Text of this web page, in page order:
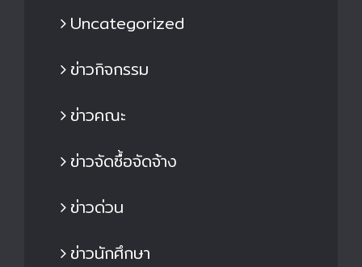
Uncategorized
ข่าวกิจกรรม
ข่าวคณะ
ข่าวจัดซื้อจัดจ้าง
ข่าวด่วน
ข่าวนักศึกษา